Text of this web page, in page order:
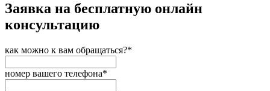
Заявка на бесплатную онлайн
консультацию
как можно к вам обращаться?*
номер вашего телефона*